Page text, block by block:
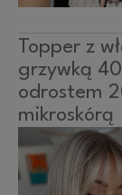
Topper z
grzywką
odrostem
mikroskórą